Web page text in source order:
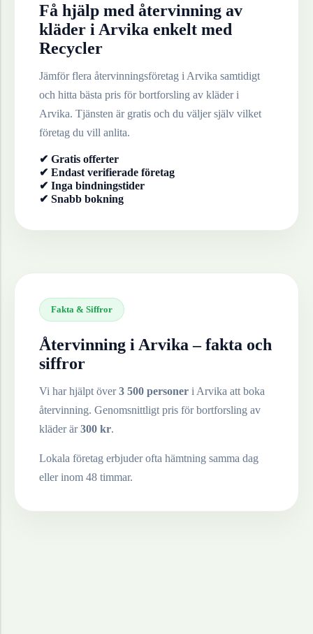
Få hjälp med återvinning av
kläder i Arvika enkelt med
Recycler
Jämför flera återvinningsföretag i Arvika samtidigt
och hitta bästa pris för bortforsling av kläderi
Arvika. Tjänsten är gratis och du väljer själv vilket
företag du vill anlita.
✔ Gratis offerter
✔ Endast verifierade företag
✔ Inga bindningstider
✔ Snabb bokning
Fakta & Siffror
Återvinning i Arvika – fakta och
siffror
Vi har hjälpt över3 500 personer i Arvika att boka
återvinning. Genomsnittligt pris för bortforsling av
kläderär300 kr.
Lokala företag erbjuder ofta hämtning samma dag
eller inom 48 timmar.